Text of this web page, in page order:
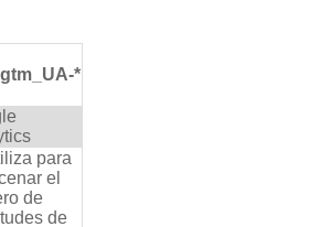
*
para
el
de
de